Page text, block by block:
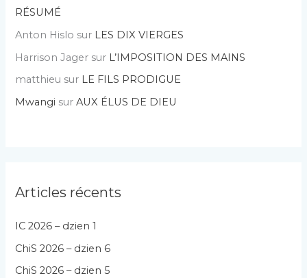
RÉSUMÉ
Anton Hislo sur LES DIX VIERGES
Harrison Jager sur L’IMPOSITION DES MAINS
matthieu sur LE FILS PRODIGUE
Mwangi surAUX ÉLUS DE DIEU
Articles récents
IC 2026 – dzien 1
ChiS 2026 – dzien 6
ChiS 2026 – dzien 5